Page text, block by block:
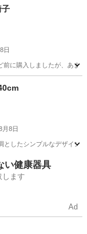
子
日
に購入しましたが、あま
月8日
したシンプルなデザイ
い健康器具
します
Ad